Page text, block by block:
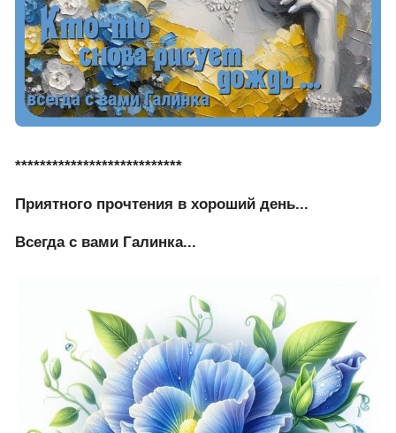
***************************
Приятного прочтения в хороший день...
Всегда с вами Галинка...